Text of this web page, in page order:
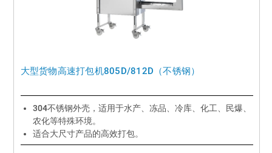
大型货物高速打包机805D/812D（不锈钢）
304不锈钢外壳，适用于水产、冻品、冷库、化工、民爆、
农化等特殊环境。
适合大尺寸产品的高效打包。
打包速度低至1.3秒，效率提升1倍 。